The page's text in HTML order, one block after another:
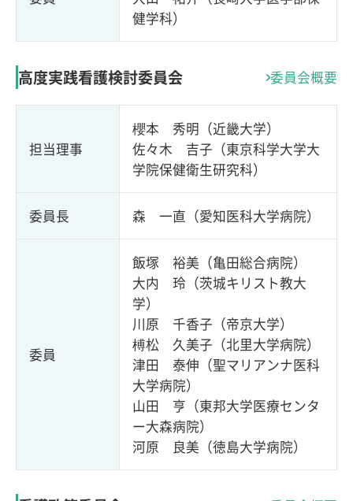
健学科）
高度実践看護検討委員会 委員会概要
担当理事
櫻本 秀明（近畿大学）
佐々木 吉子（東京科学大学大
学院保健衛生研究科）
委員長 森 一直（愛知医科大学病院）
委員
飯塚 裕美（亀田総合病院）
大内 玲（茨城キリスト教大
学）
川原 千香子（帝京大学）
榑松 久美子（北里大学病院）
津田 泰伸（聖マリアンナ医科
大学病院）
山田 亨（東邦大学医療センタ
ー大森病院）
河原 良美（徳島大学病院）